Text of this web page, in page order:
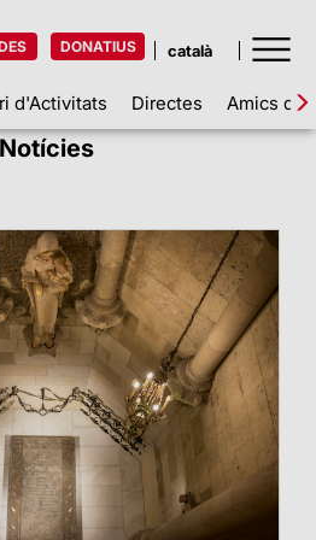
DONATIUS
d'Activitats Directes Amics de
Notícies